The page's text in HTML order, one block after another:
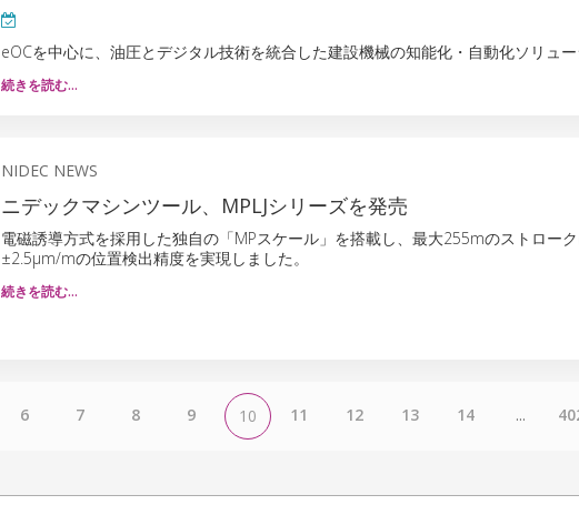
eOCを中心に、油圧とデジタル技術を統合した建設機械の知能化・自動化ソリュ
続きを読む…
NIDEC NEWS
ニデックマシンツール、MPLJシリーズを発売
電磁誘導方式を採用した独自の「MPスケール」を搭載し、最大255mのストローク
±2.5μm/mの位置検出精度を実現しました。
続きを読む…
6 7 8 9 10 11 12 13 14 ...